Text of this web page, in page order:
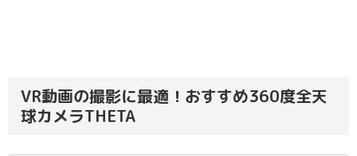
VR動画の撮影に最適！おすすめ360度全天
球カメラTHETA